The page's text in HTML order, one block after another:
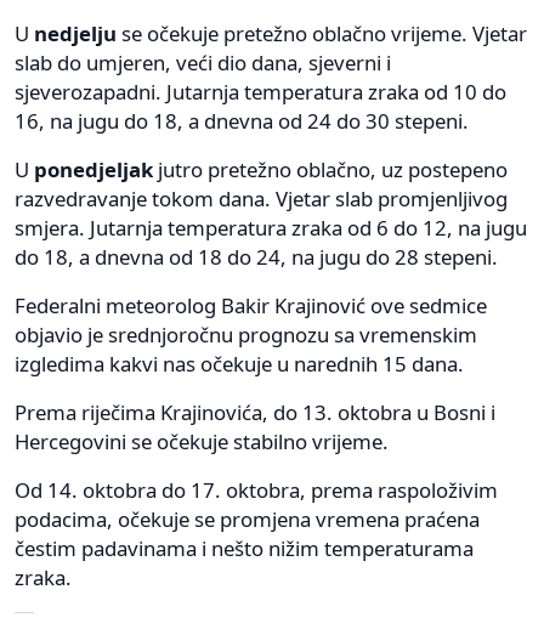
U nedjelju se očekuje pretežno oblačno vrijeme. Vjetar
slab do umjeren, veći dio dana, sjeverni i
sjeverozapadni. Jutarnja temperatura zraka od 10 do
16, na jugu do 18, a dnevna od 24 do 30 stepeni.
U ponedjeljakjutro pretežno oblačno, uz postepeno
razvedravanje tokom dana. Vjetar slab promjenljivog
smjera. Jutarnja temperatura zraka od 6 do 12, na jugu
do 18, a dnevna od 18 do 24, na jugu do 28 stepeni.
Federalni meteorolog Bakir Krajinović ove sedmice
objavio je srednjoročnu prognozu sa vremenskim
izgledima kakvi nas očekuje u narednih 15 dana.
Prema riječima Krajinovića, do 13. oktobra u Bosni i
Hercegovini se očekuje stabilno vrijeme.
Od 14. oktobra do 17. oktobra, prema raspoloživim
podacima, očekuje se promjena vremena praćena
čestim padavinama i nešto nižim temperaturama
zraka.